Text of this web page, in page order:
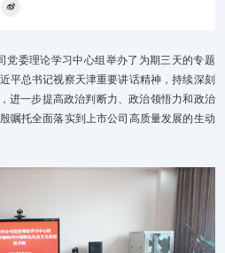
党委理论学习中心组举办了为期三天的专题
平总书记视察天津重要讲话精神，持续深刻
进一步提高政治判断力、政治领悟力和政治
嘱托全面落实到上市公司高质量发展的生动